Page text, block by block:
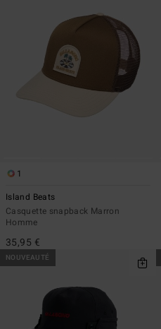
1
Island Beats
Casquette snapback Marron
Homme
35,95 €
NOUVEAUTÉ